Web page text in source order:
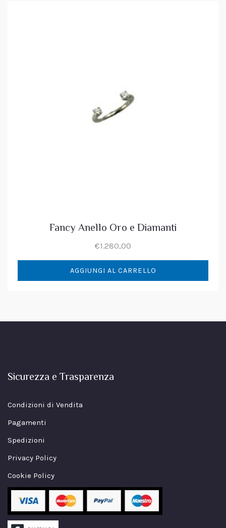
Fancy Anello Oro e Diamanti
€1.280,00
AGGIUNGI AL CARRELLO
Sicurezza e Trasparenza
Condizioni di Vendita
Pagamenti
Spedizioni
Privacy Policy
Cookie Policy